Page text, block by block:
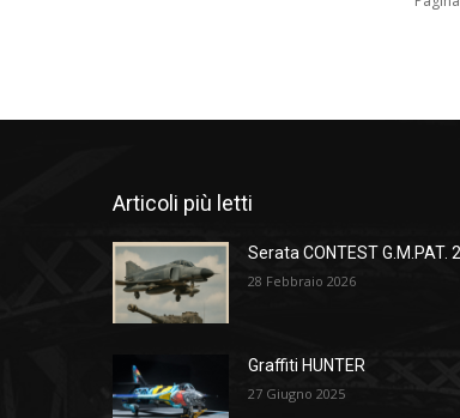
Articoli più letti
Serata CONTEST G.M.PAT.
28 Febbraio 2026
Graffiti HUNTER
27 Giugno 2025